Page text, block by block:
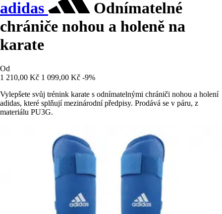
adidas
Odnímatelné
chrániče nohou a holeně na
karate
Od
1 210,00 Kč 1 099,00 Kč -9%
Vylepšete svůj trénink karate s odnímatelnými chrániči nohou a holení
adidas, které splňují mezinárodní předpisy. Prodává se v páru, z
materiálu PU3G.